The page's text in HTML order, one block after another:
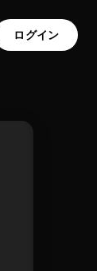
ログイン